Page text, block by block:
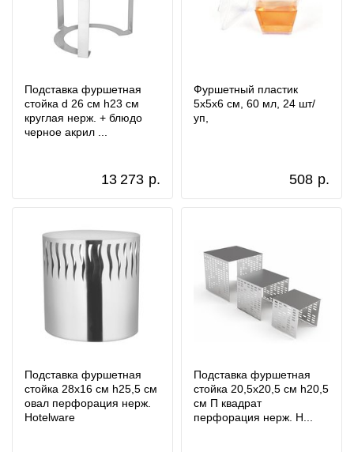
Подставка фуршетная
стойка d 26 см h23 см
круглая нерж. + блюдо
черное акрил ...
13 273 р.
Фуршетный пластик
5x5x6 см, 60 мл, 24 шт/
уп,
508 р.
Подставка фуршетная
стойка 28x16 см h25,5 см
овал перфорация нерж.
Hotelware
Подставка фуршетная
стойка 20,5x20,5 см h20,5
см П квадрат
перфорация нерж. H...